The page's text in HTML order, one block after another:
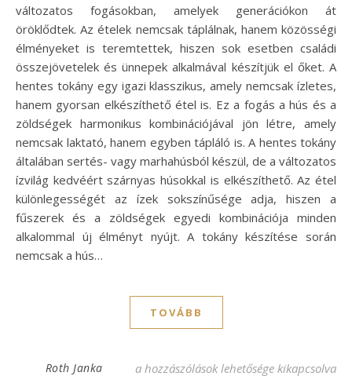
változatos fogásokban, amelyek generációkon át
öröklődtek. Az ételek nemcsak táplálnak, hanem közösségi
élményeket is teremtettek, hiszen sok esetben családi
összejövetelek és ünnepek alkalmával készítjük el őket. A
hentes tokány egy igazi klasszikus, amely nemcsak ízletes,
hanem gyorsan elkészíthető étel is. Ez a fogás a hús és a
zöldségek harmonikus kombinációjával jön létre, amely
nemcsak laktató, hanem egyben tápláló is. A hentes tokány
általában sertés- vagy marhahúsból készül, de a változatos
ízvilág kedvéért szárnyas húsokkal is elkészíthető. Az étel
különlegességét az ízek sokszínűsége adja, hiszen a
fűszerek és a zöldségek egyedi kombinációja minden
alkalommal új élményt nyújt. A tokány készítése során
nemcsak a hús…
TOVÁBB
Roth Janka Hentes tokány recept – Ínycsiklandó
a hozzászólások lehetősége kikapcsolva